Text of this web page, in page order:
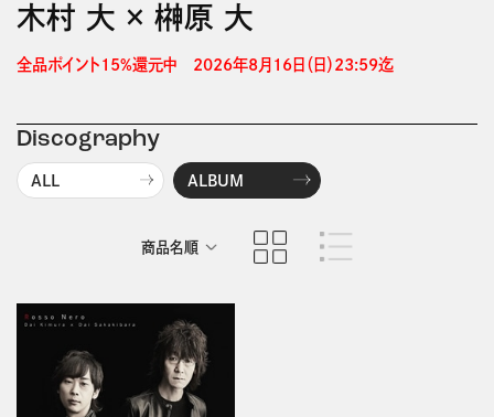
木村 大 × 榊原 大
全品ポイント15%還元中　2026年8月16日（日）23:59迄
Discography
ALL ALBUM
商品名順